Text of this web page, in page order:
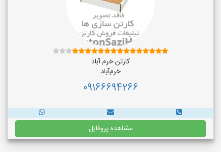
کارتن خرم آباد
خرم‌آباد
09166694266
مشاهده پروفایل